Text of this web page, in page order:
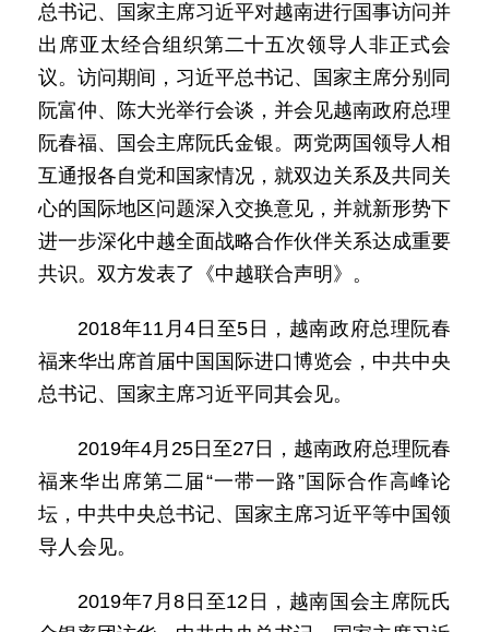
总书记、国家主席习近平对越南进行国事访问并
出席亚太经合组织第二十五次领导人非正式会
议。访问期间，习近平总书记、国家主席分别同
阮富仲、陈大光举行会谈，并会见越南政府总理
阮春福、国会主席阮氏金银。两党两国领导人相
互通报各自党和国家情况，就双边关系及共同关
心的国际地区问题深入交换意见，并就新形势下
进一步深化中越全面战略合作伙伴关系达成重要
共识。双方发表了《中越联合声明》。
2018年11月4日至5日，越南政府总理阮春
福来华出席首届中国国际进口博览会，中共中央
总书记、国家主席习近平同其会见。
2019年4月25日至27日，越南政府总理阮春
福来华出席第二届“一带一路”国际合作高峰论
坛，中共中央总书记、国家主席习近平等中国领
导人会见。
2019年7月8日至12日，越南国会主席阮氏